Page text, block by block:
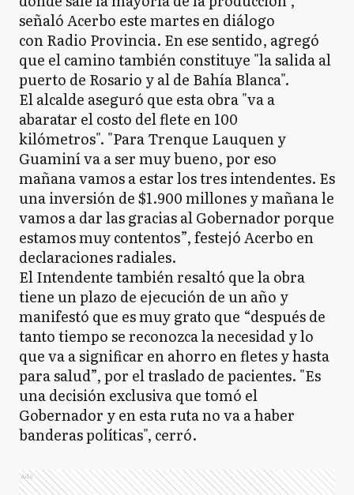
señaló Acerbo este martes en diálogo
con Radio Provincia. En ese sentido, agregó
que el camino también constituye "la salida al
puerto de Rosario y al de Bahía Blanca".
El alcalde aseguró que esta obra "va a
abaratar el costo del flete en 100
kilómetros". "Para Trenque Lauquen y
Guaminí va a ser muy bueno, por eso
mañana vamos a estar los tres intendentes. Es
una inversión de $1.900 millones y mañana le
vamos a dar las gracias al Gobernador porque
estamos muy contentos”, festejó Acerbo en
declaraciones radiales.
El Intendente también resaltó que la obra
tiene un plazo de ejecución de un año y
manifestó que es muy grato que “después de
tanto tiempo se reconozca la necesidad y lo
que va a significar en ahorro en fletes y hasta
para salud”, por el traslado de pacientes. "Es
una decisión exclusiva que tomó el
Gobernador y en esta ruta no va a haber
banderas políticas", cerró.
Ads